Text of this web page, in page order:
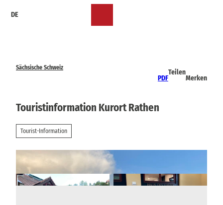
DE
Sächsische Schweiz
PDF
Teilen
Merken
Touristinformation Kurort Rathen
Tourist-Information